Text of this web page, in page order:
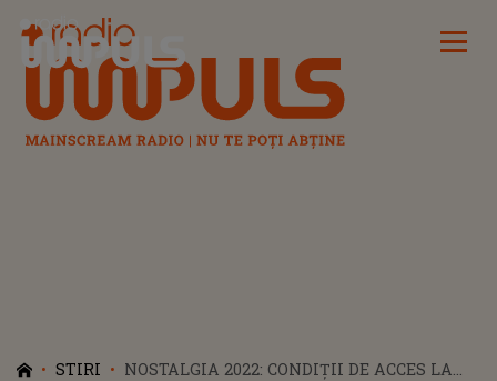
Radio Impuls
STIRI
NOSTALGIA 2022: CONDIŢII DE ACCES LA